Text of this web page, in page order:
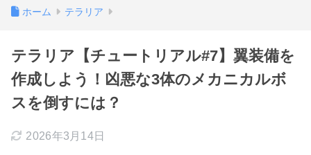
ホーム テラリア
テラリア【チュートリアル#7】翼装備を
作成しよう！凶悪な3体のメカニカルボ
スを倒すには？
2026年3月14日